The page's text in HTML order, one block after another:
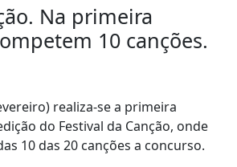
Na primeira
10 canções.
realiza-se a primeira
do Festival da Canção, onde
10 das 20 canções a concurso.